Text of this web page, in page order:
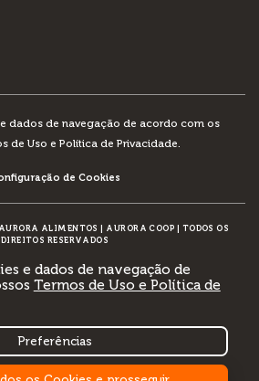
dados de navegação de acordo com os
de Uso e Política de Privacidade.
de Cookies
ALIMENTOS AURORA COOP
TODOS OS
DIREITOS RESERVADOS
e dados de navegação de
Termos de Uso e Política de
Preferências